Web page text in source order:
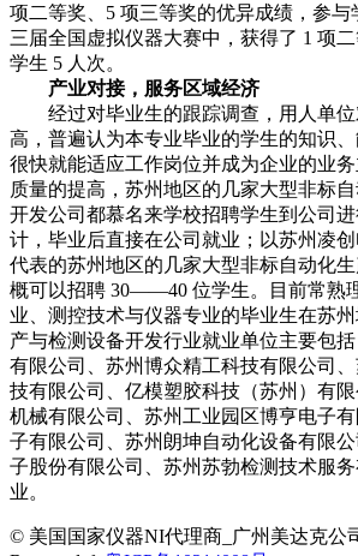
项二等奖、5 项三等奖的优异成绩，参与
三届全国虚拟仪器大赛中，获得了 1 项
学生 5 人次。
产业对接，服务区域经济
经过对毕业生的跟踪调查，用人单位
高，普遍认为本专业毕业的学生的知识
很快就能适应工作岗位并成为企业的业
质量的提高，苏州地区的几家大型非标
开发公司都慕名来学校招聘学生到公司
计，毕业后直接在公司就业；以苏州凌
代表的苏州地区的几家大型非标自动化
概可以招聘 30——40 位学生。目前常熟
业、测控技术与仪器专业的毕业生在苏
产与检测设备开发行业就业单位主要包
有限公司、苏州博众精工科技有限公司
技有限公司、亿模塑胶科技（苏州）有
机械有限公司、苏州工业园区博亨电子
子有限公司、苏州朗坤自动化设备有限
子股份有限公司、苏州苏勃检测技术服
业。
© 美国国家仪器NI代理商_广州美达克公